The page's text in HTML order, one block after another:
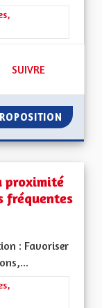
49 ABONNÉS
SUIVRE
proximité
fréquentes
: Favoriser